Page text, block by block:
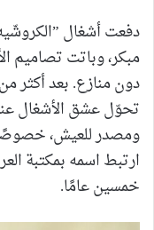
دفعت أشغال
مبكر، وباتت تصاميم
تحوّل عشق الأشغال
ومصدر للعيش، خصوصًا
ارتبط اسمه بمكتبة
خمسين عامًا.